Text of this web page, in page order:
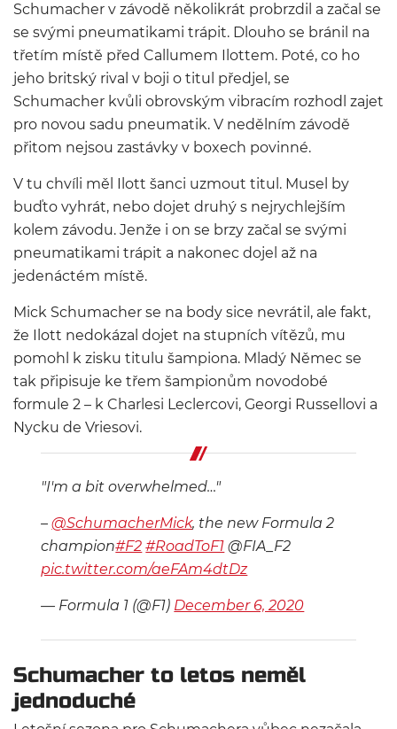
Schumacher v závodě několikrát probrzdil a začal se
se svými pneumatikami trápit. Dlouho se bránil na
třetím místě před Callumem Ilottem. Poté, co ho
jeho britský rival v boji o titul předjel, se
Schumacher kvůli obrovským vibracím rozhodl zajet
pro novou sadu pneumatik. V nedělním závodě
přitom nejsou zastávky v boxech povinné.
V tu chvíli měl Ilott šanci uzmout titul. Musel by
buďto vyhrát, nebo dojet druhý s nejrychlejším
kolem závodu. Jenže i on se brzy začal se svými
pneumatikami trápit a nakonec dojel až na
jedenáctém místě.
Mick Schumacher se na body sice nevrátil, ale fakt,
že Ilott nedokázal dojet na stupních vítězů, mu
pomohl k zisku titulu šampiona. Mladý Němec se
tak připisuje ke třem šampionům novodobé
formule 2 – k Charlesi Leclercovi, Georgi Russellovi a
Nycku de Vriesovi.
"I'm a bit overwhelmed…"
–@SchumacherMick, the new Formula 2
champion#F2 #RoadToF1 @FIA_F2
pic.twitter.com/aeFAm4dtDz
— Formula 1 (@F1) December 6, 2020
Schumacher to letos neměl
jednoduché